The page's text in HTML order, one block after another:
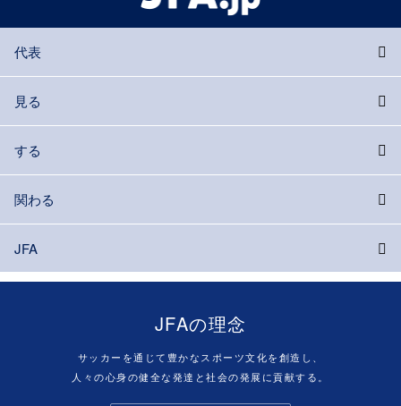
代表
見る
する
関わる
JFA
JFAの理念
サッカーを通じて豊かなスポーツ文化を創造し、
人々の心身の健全な発達と社会の発展に貢献する。